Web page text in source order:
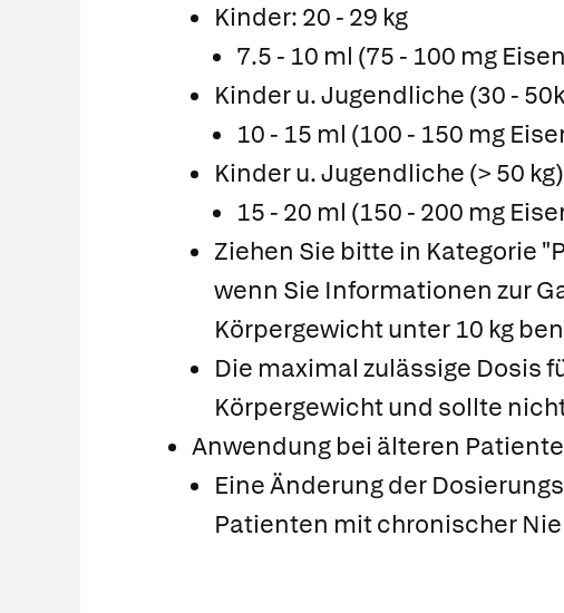
Kinder: 20 - 29 kg
7.5 - 10 ml (75 - 100 mg
Kinder u. Jugendliche (30 -
10 - 15 ml (100 - 150 mg
Kinder u. Jugendliche (> 50 kg)
15 - 20 ml (150 - 200 mg
Ziehen Sie bitte in Kategorie
wenn Sie Informationen zur
Körpergewicht unter 10 kg
Die maximal zulässige Dosis
Körpergewicht und sollte
Anwendung bei älteren
Eine Änderung der
Patienten mit chronischer